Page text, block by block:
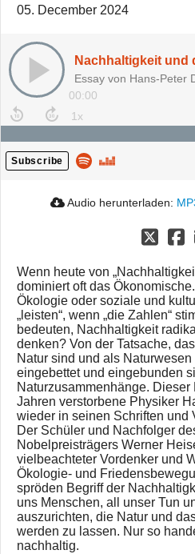
05. December 2024
Essay von Hans-Peter
00:00
Subscribe
Audio herunterladen:
Wenn heute von
dominiert oft das
Ökologie oder soziale und
„leisten“, wenn „die Zahlen“
bedeuten, Nachhaltigkeit
denken? Von der Tatsache,
Natur sind und als
eingebettet und eingebunden
Naturzusammenhänge. Dieser
Jahren verstorbene Physiker
wieder in seinen Schriften und
Der Schüler und Nachfolger
Nobelpreisträgers Werner
vielbeachteter Vordenker und
Ökologie- und
spröden Begriff der
uns Menschen, all unser Tun
auszurichten, die Natur und
werden zu lassen. Nur so
nachhaltig.